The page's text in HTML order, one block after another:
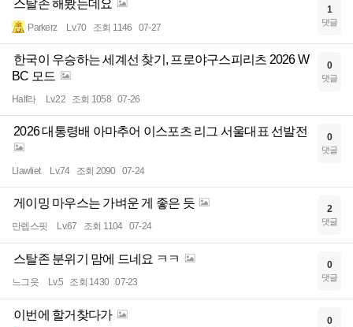
스탈존 해봤는데요
Parkerz Lv.70 조회 1146 07-27
1
댓글
한국이 우승하는 세계선 찾기, 프로야구스피리츠 2026 W
BC 모드
Half라 Lv.22 조회 1058 07-26
0
댓글
2026 대통령배 아마추어 이스포츠 리그 서울대표 선발전
Llawliet Lv.74 조회 2090 07-24
0
댓글
게이밍 마우스는 가벼운 게 좋은 듯
만렙스핏 Lv.67 조회 1104 07-24
2
댓글
스탈존 분위기 맘에 드네요 ㅋㅋ
느그읏 Lv.5 조회 1430 07-23
0
댓글
이번에 할거찾다가 0